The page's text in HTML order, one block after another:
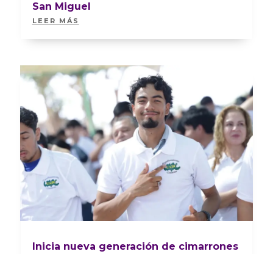
San Miguel
LEER MÁS
Inicia nueva generación de cimarrones